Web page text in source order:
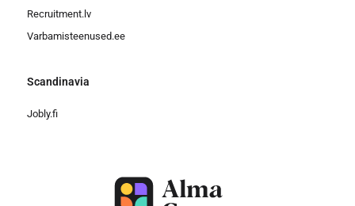
Recruitment.lv
Varbamisteenused.ee
Scandinavia
Jobly.fi